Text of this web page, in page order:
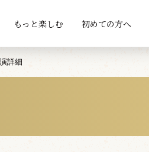
もっと楽しむ 初めての方へ
詳細